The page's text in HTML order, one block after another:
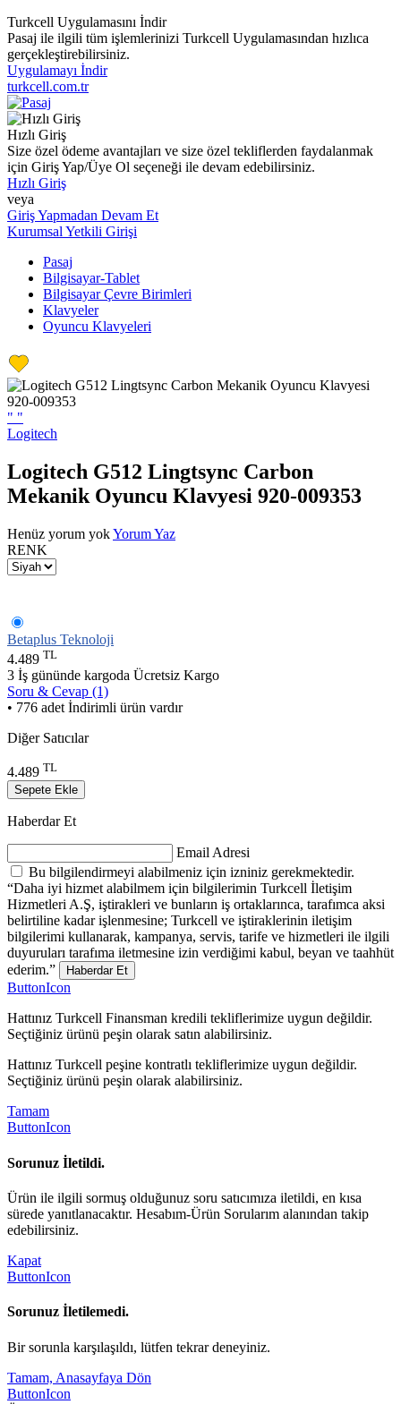
Turkcell Uygulamasını İndir
Pasaj ile ilgili tüm işlemlerinizi Turkcell Uygulamasından hızlıca
gerçekleştirebilirsiniz.
Uygulamayı İndir
turkcell.com.tr
Hızlı Giriş
Size özel ödeme avantajları ve size özel tekliflerden faydalanmak
için Giriş Yap/Üye Ol seçeneği ile devam edebilirsiniz.
Hızlı Giriş
veya
Giriş Yapmadan Devam Et
Kurumsal Yetkili Girişi
Pasaj
Bilgisayar-Tablet
Bilgisayar Çevre Birimleri
Klavyeler
Oyuncu Klavyeleri
" "
Logitech
Logitech G512 Lingtsync Carbon
Mekanik Oyuncu Klavyesi 920-009353
Henüz yorum yokYorum Yaz
RENK
Betaplus Teknoloji
4.489 TL
3 İş gününde kargoda Ücretsiz Kargo
Soru & Cevap (1)
• 776 adet İndirimli ürün vardır
Diğer Satıcılar
4.489 TL
Sepete Ekle
Haberdar Et
Email Adresi
Bu bilgilendirmeyi alabilmeniz için izniniz gerekmektedir.
“Daha iyi hizmet alabilmem için bilgilerimin Turkcell İletişim
Hizmetleri A.Ş, iştirakleri ve bunların iş ortaklarınca, tarafımca aksi
belirtiline kadar işlenmesine; Turkcell ve iştiraklerinin iletişim
bilgilerimi kullanarak, kampanya, servis, tarife ve hizmetleri ile ilgili
duyuruları tarafıma iletmesine izin verdiğimi kabul, beyan ve taahhüt
ederim.”
Haberdar Et
ButtonIcon
Hattınız Turkcell Finansman kredili tekliflerimize uygun değildir.
Seçtiğiniz ürünü peşin olarak satın alabilirsiniz.
Hattınız Turkcell peşine kontratlı tekliflerimize uygun değildir.
Seçtiğiniz ürünü peşin olarak alabilirsiniz.
Tamam
ButtonIcon
Sorunuz İletildi.
Ürün ile ilgili sormuş olduğunuz soru satıcımıza iletildi, en kısa
sürede yanıtlanacaktır. Hesabım-Ürün Sorularım alanından takip
edebilirsiniz.
Kapat
ButtonIcon
Sorunuz İletilemedi.
Bir sorunla karşılaşıldı, lütfen tekrar deneyiniz.
Tamam, Anasayfaya Dön
ButtonIcon